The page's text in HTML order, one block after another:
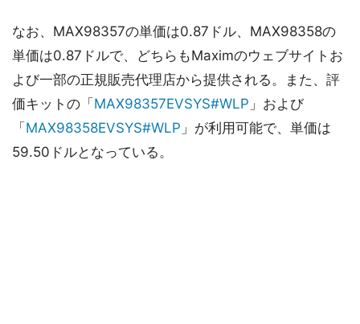
なお、MAX98357の単価は0.87ドル、MAX98358の
単価は0.87ドルで、どちらもMaximのウェブサイトお
よび一部の正規販売代理店から提供される。また、評
価キットの「MAX98357EVSYS#WLP 」および
「MAX98358EVSYS#WLP 」が利用可能で、単価は
59.50ドルとなっている。